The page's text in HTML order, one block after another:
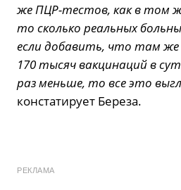
же ПЦР-тестов, как в том
то сколько реальных
если добавить, что там же
170 тысяч вакцинаций в
раз меньше, то все это
констатирует Береза.
РЕКЛАМА